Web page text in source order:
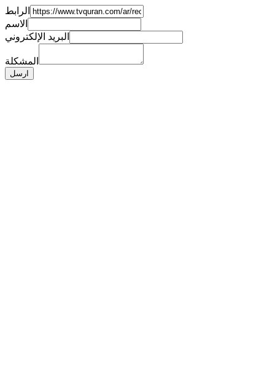
الرابط
الاسم
البريد الإلكتروني
المشكلة
ارسل